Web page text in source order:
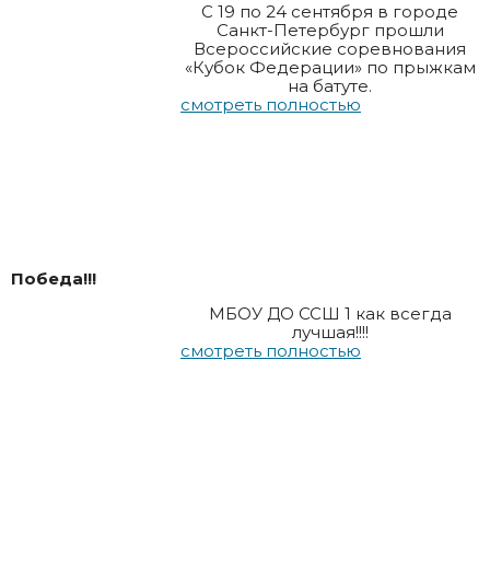
С 19 по 24 сентября в городе
Санкт-Петербург прошли
Всероссийские соревнования
«Кубок Федерации» по прыжкам
на батуте.
смотреть полностью
Победа!!!
МБОУ ДО ССШ 1 как всегда
лучшая!!!!
смотреть полностью